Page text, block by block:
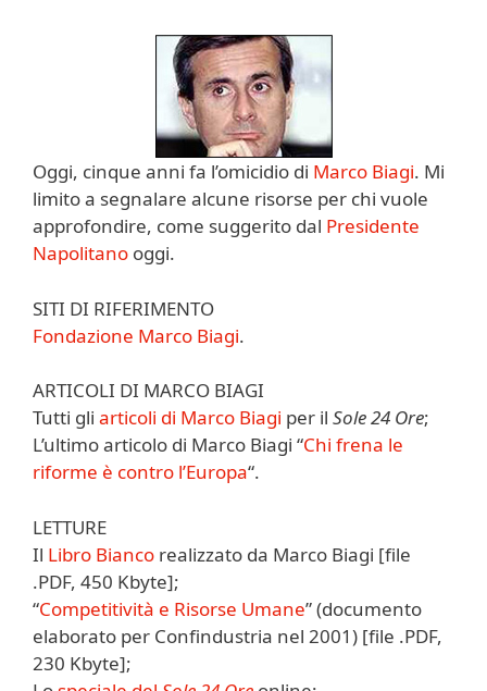
Oggi, cinque anni fa l’omicidio di Marco Biagi. Mi
limito a segnalare alcune risorse per chi vuole
approfondire, come suggerito dal Presidente
Napolitano oggi.
SITI DI RIFERIMENTO
Fondazione Marco Biagi.
ARTICOLI DI MARCO BIAGI
Tutti gli articoli di Marco Biagi per il Sole 24 Ore;
L’ultimo articolo di Marco Biagi “Chi frena le
riforme è contro l’Europa“.
LETTURE
Il Libro Bianco realizzato da Marco Biagi [file
.PDF, 450 Kbyte];
“Competitività e Risorse Umane” (documento
elaborato per Confindustria nel 2001) [file .PDF,
230 Kbyte];